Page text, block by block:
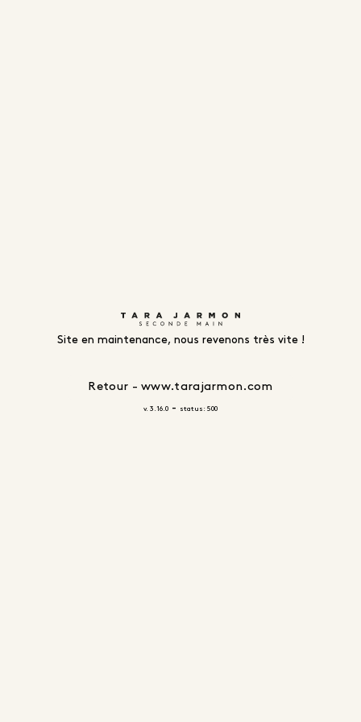
Site en maintenance, nous revenons très vite !
Retour - www.tarajarmon.com
v. 3.16.0 - status: 500